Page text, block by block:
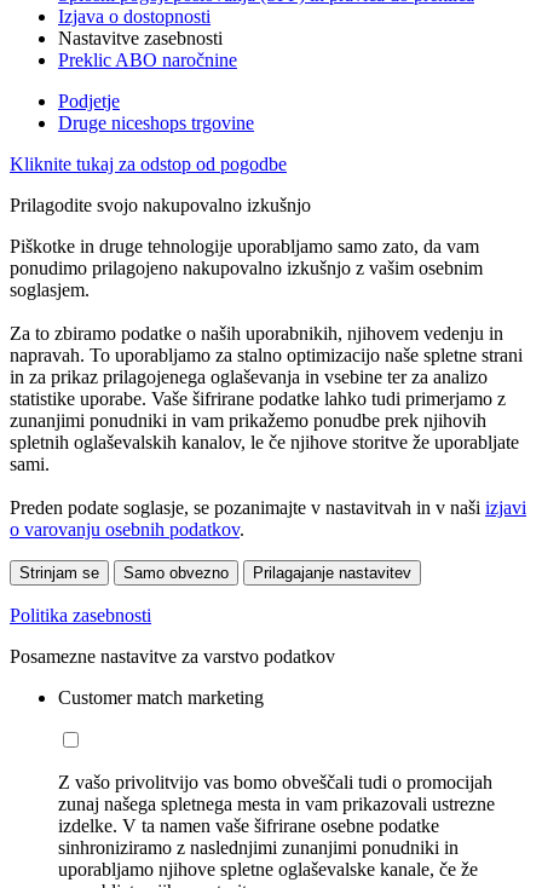
Izjava o dostopnosti
Nastavitve zasebnosti
Preklic ABO naročnine
Podjetje
Druge niceshops trgovine
Kliknite tukaj za odstop od pogodbe
Prilagodite svojo nakupovalno izkušnjo
Piškotke in druge tehnologije uporabljamo samo zato, da vam
ponudimo prilagojeno nakupovalno izkušnjo z vašim osebnim
soglasjem.
Za to zbiramo podatke o naših uporabnikih, njihovem vedenju in
napravah. To uporabljamo za stalno optimizacijo naše spletne strani
in za prikaz prilagojenega oglaševanja in vsebine ter za analizo
statistike uporabe. Vaše šifrirane podatke lahko tudi primerjamo z
zunanjimi ponudniki in vam prikažemo ponudbe prek njihovih
spletnih oglaševalskih kanalov, le če njihove storitve že uporabljate
sami.
Preden podate soglasje, se pozanimajte v nastavitvah in v naši izjavi
o varovanju osebnih podatkov.
Strinjam se Samo obvezno Prilagajanje nastavitev
Politika zasebnosti
Posamezne nastavitve za varstvo podatkov
Customer match marketing
Z vašo privolitvijo vas bomo obveščali tudi o promocijah
zunaj našega spletnega mesta in vam prikazovali ustrezne
izdelke. V ta namen vaše šifrirane osebne podatke
sinhroniziramo z naslednjimi zunanjimi ponudniki in
uporabljamo njihove spletne oglaševalske kanale, če že